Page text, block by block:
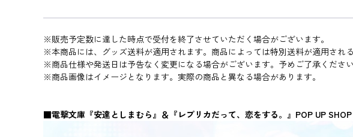
※販売予定数に達した時点で受付を終了させていただく場合がございます。
※本商品には、グッズ送料が適用されます。商品によっては特別送料が適用される
※商品仕様や発送日は予告なく変更になる場合がございます。予めご了承ください
※商品画像はイメージとなります。実際の商品と異なる場合があります。
■電撃文庫『安達としまむら』＆『レプリカだって、恋をする。』POP UP